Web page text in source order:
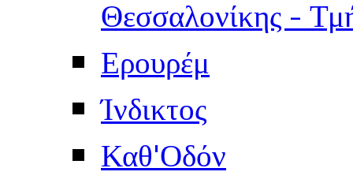
Θεσσαλονίκης -
Ερουρέμ
Ίνδικτος
Καθ'Οδόν